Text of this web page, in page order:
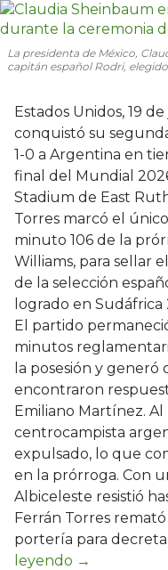
La presidenta de México,
capitán español Rodri,
Estados Unidos, 19
conquistó su
1-0 a Argentina en
final del Mundial
Stadium de East
Torres marcó el
minuto 106 de la
Williams, para sellar
de la selección
logrado en Sudáfrica
El partido
minutos
la posesión y
encontraron
Emiliano Martínez. Al
centrocampista
expulsado, lo que
en la prórroga. Con
Albiceleste resistió
Ferrán Torres
portería para